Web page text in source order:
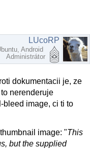
LUcoRP
Android
Administrátor
dokumentacii je, ze
nerenderuje
bleed image, ci ti to
image: "This
but the supplied